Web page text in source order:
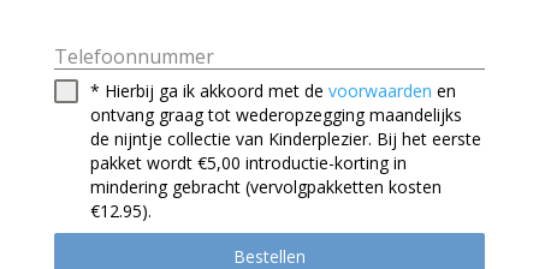
Telefoonnummer
* Hierbij ga ik akkoord met de voorwaarden en
ontvang graag tot wederopzegging maandelijks
de nijntje collectie van Kinderplezier. Bij het eerste
pakket wordt €5,00 introductie-korting in
mindering gebracht (vervolgpakketten kosten
€12.95).
Bestellen